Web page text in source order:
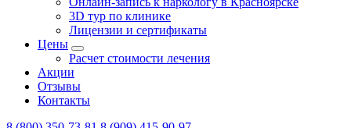
3D тур по клинике
Лицензии и сертификаты
Цены
Расчет стоимости лечения
Акции
Отзывы
Контакты